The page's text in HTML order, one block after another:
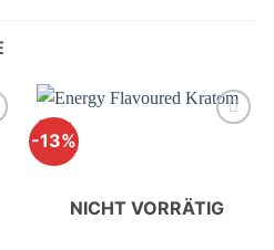
-13%
NICHT VORRÄTIG